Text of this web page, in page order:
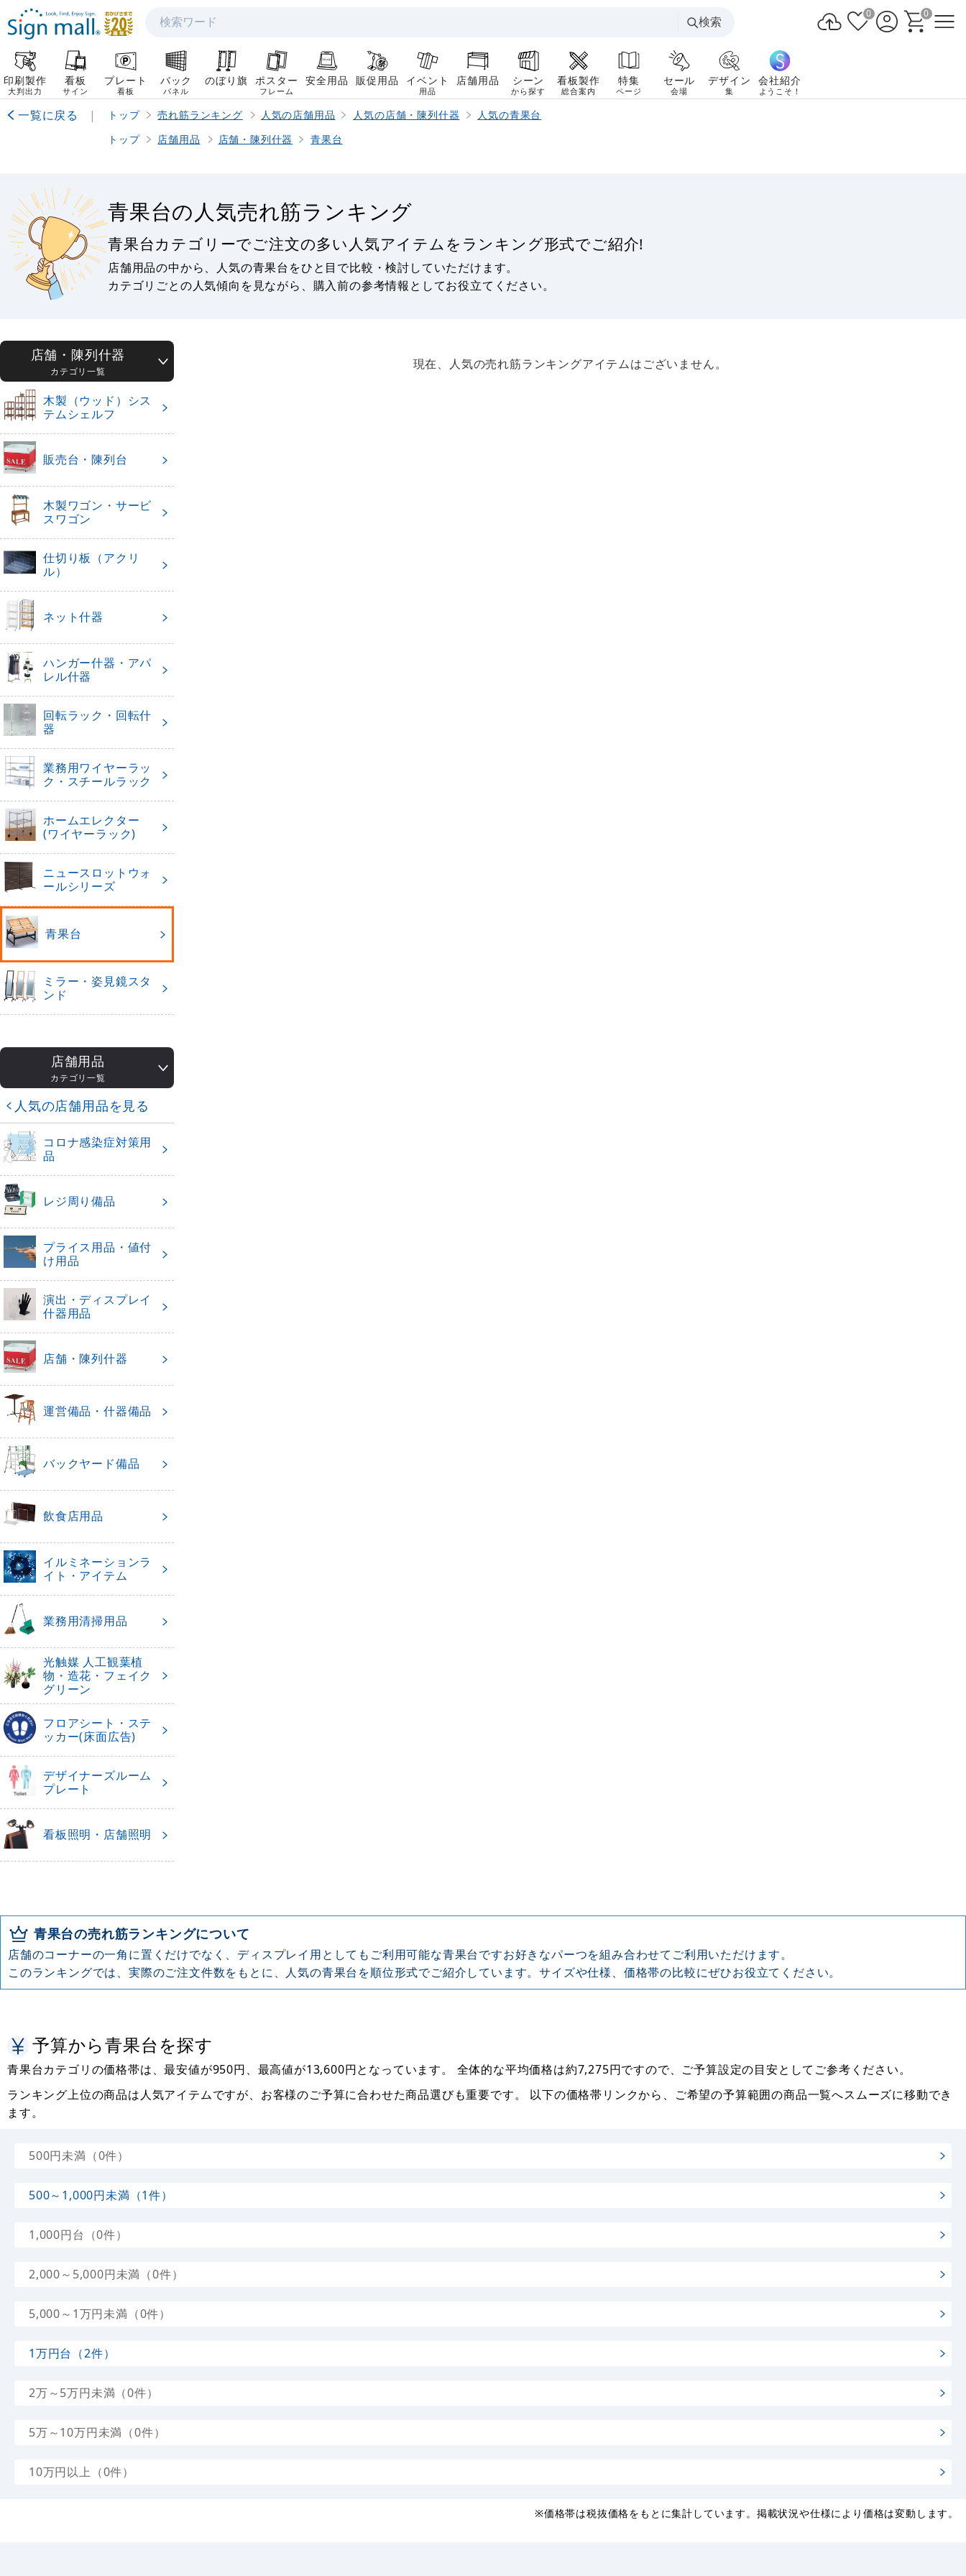
検索
検索
0 0
印刷製作
大判出力
看板
サイン
プレート
看板
バック
パネル
のぼり旗 ポスター
フレーム
安全用品 販促用品 イベント
用品
店舗用品 シーン
から探す
看板製作
総合案内
特集
ページ
セール
会場
デザイン
集
会社紹介
ようこそ！
一覧に戻る | トップ 売れ筋ランキング 人気の店舗用品 人気の店舗・陳列什器
人気の青果台
トップ
店舗用品 店舗・陳列什器 青果台
青果台の人気売れ筋ランキング
青果台カテゴリーでご注文の多い人気アイテムをランキング形式でご紹介!
店舗用品の中から、人気の青果台をひと目で比較・検討していただけます。
カテゴリごとの人気傾向を見ながら、購入前の参考情報としてお役立てください。
現在、人気の売れ筋ランキングアイテムはございません。
店舗・陳列什器
カテゴリ一覧
木製（ウッド）シス
テムシェルフ
販売台・陳列台
木製ワゴン・サービ
スワゴン
仕切り板（アクリ
ル）
ネット什器
ハンガー什器・アパ
レル什器
回転ラック・回転什
器
業務用ワイヤーラッ
ク・スチールラック
ホームエレクター
(ワイヤーラック)
ニュースロットウォ
ールシリーズ
青果台
ミラー・姿見鏡スタ
ンド
店舗用品
カテゴリ一覧
人気の店舗用品を見る
コロナ感染症対策用
品
レジ周り備品
プライス用品・値付
け用品
演出・ディスプレイ
什器用品
店舗・陳列什器
運営備品・什器備品
バックヤード備品
飲食店用品
イルミネーションラ
イト・アイテム
業務用清掃用品
光触媒 人工観葉植
物・造花・フェイク
グリーン
フロアシート・ステ
ッカー(床面広告)
デザイナーズルーム
プレート
看板照明・店舗照明
青果台の売れ筋ランキングについて
店舗のコーナーの一角に置くだけでなく、ディスプレイ用としてもご利用可能な青果台ですお好きなパーつを組み合わせてご利用いただけます。
このランキングでは、実際のご注文件数をもとに、人気の青果台を順位形式でご紹介しています。サイズや仕様、価格帯の比較にぜひお役立てください。
予算から青果台を探す
青果台カテゴリの価格帯は、最安値が950円、最高値が13,600円となっています。 全体的な平均価格は約7,275円ですので、ご予算設定の目安としてご参考ください。
ランキング上位の商品は人気アイテムですが、お客様のご予算に合わせた商品選びも重要です。 以下の価格帯リンクから、ご希望の予算範囲の商品一覧へスムーズに移動でき
ます。
500円未満（0件）
500～1,000円未満（1件）
1,000円台（0件）
2,000～5,000円未満（0件）
5,000～1万円未満（0件）
1万円台（2件）
2万～5万円未満（0件）
5万～10万円未満（0件）
10万円以上（0件）
※価格帯は税抜価格をもとに集計しています。掲載状況や仕様により価格は変動します。